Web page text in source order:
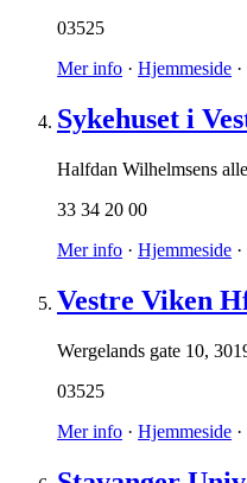
03525
Mer info · Hjemmeside ·
Sykehuset i
Halfdan Wilhelmsens
33 34 20 00
Mer info · Hjemmeside ·
Vestre Viken
Wergelands gate 10,
03525
Mer info · Hjemmeside ·